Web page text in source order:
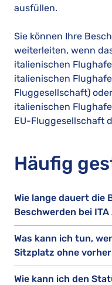
ausfüllen.
Sie können Ihre
weiterleiten, wenn
italienischen
italienischen
Fluggesellschaft)
italienischen
EU-Fluggesellschaft
Häufig
Wie lange dauert die
Beschwerden bei
Was kann ich tun,
Sitzplatz ohne
Wie kann ich den